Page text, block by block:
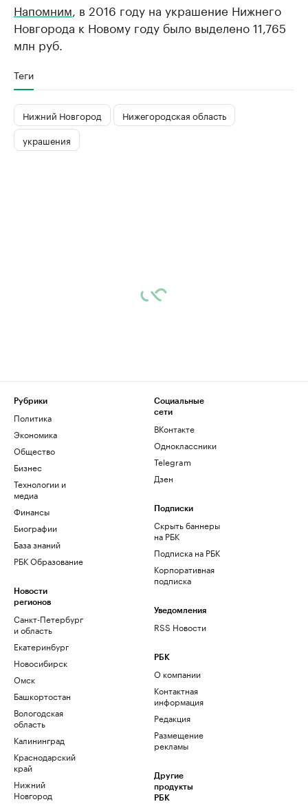
Напомним , в 2016 году на украшение Нижнего
Новгорода к Новому году было выделено 11,765
млн руб.
Теги
Нижний Новгород
Нижегородская область
украшения
Рубрики
Политика
Экономика
Общество
Бизнес
Технологии и
медиа
Финансы
Биографии
База знаний
РБК Образование
Новости
регионов
Санкт-Петербург
и область
Екатеринбург
Новосибирск
Омск
Башкортостан
Вологодская
область
Калининград
Краснодарский
край
Нижний
Новгород
Социальные
сети
ВКонтакте
Одноклассники
Telegram
Дзен
Подписки
Скрыть баннеры
на РБК
Подписка на РБК
Корпоративная
подписка
Уведомления
RSS Новости
РБК
О компании
Контактная
информация
Редакция
Размещение
рекламы
Другие
продукты
РБК